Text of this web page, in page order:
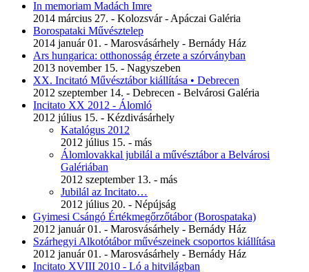
In memoriam Madách Imre
2014 március 27. - Kolozsvár - Apáczai Galéria
Borospataki Művésztelep
2014 január 01. - Marosvásárhely - Bernády Ház
Ars hungarica: otthonosság érzete a szórványban
2013 november 15. - Nagyszeben
XX. Incitató Művésztábor kiállítása • Debrecen
2012 szeptember 14. - Debrecen - Belvárosi Galéria
Incitato XX 2012 - Álomló
2012 július 15. - Kézdivásárhely
Katalógus 2012
2012 július 15. - más
Álomlovakkal jubilál a művésztábor a Belvárosi
Galériában
2012 szeptember 13. - más
Jubilál az Incitato…
2012 július 20. - Népújság
Gyimesi Csángó Értékmegőrzőtábor (Borospataka)
2012 január 01. - Marosvásárhely - Bernády Ház
Szárhegyi Alkotótábor művészeinek csoportos kiállítása
2012 január 01. - Marosvásárhely - Bernády Ház
Incitato XVIII 2010 - Ló a hitvilágban